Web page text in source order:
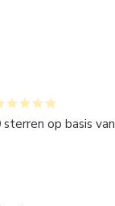
sterren op basis van